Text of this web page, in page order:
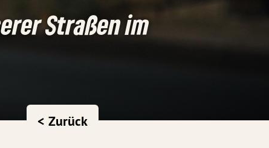
Straßen im
< Zurück